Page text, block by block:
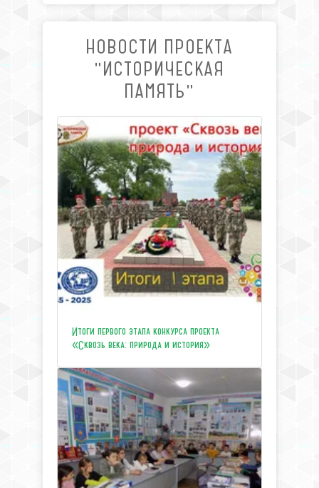
НОВОСТИ ПРОЕКТА
"ИСТОРИЧЕСКАЯ
ПАМЯТЬ"
Итоги первого этапа конкурса проекта
«Сквозь века: природа и история»